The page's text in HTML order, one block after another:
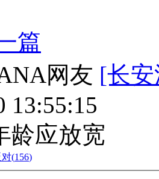
篇
网友 [长
13:55:15
龄应放宽
对(156)